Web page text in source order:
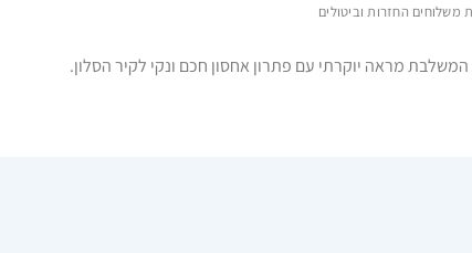
משלוחים החזרות וביטולים
המשלבת מראה יוקרתי עם פתרון אחסון חכם ונקי לקיר הסלון.